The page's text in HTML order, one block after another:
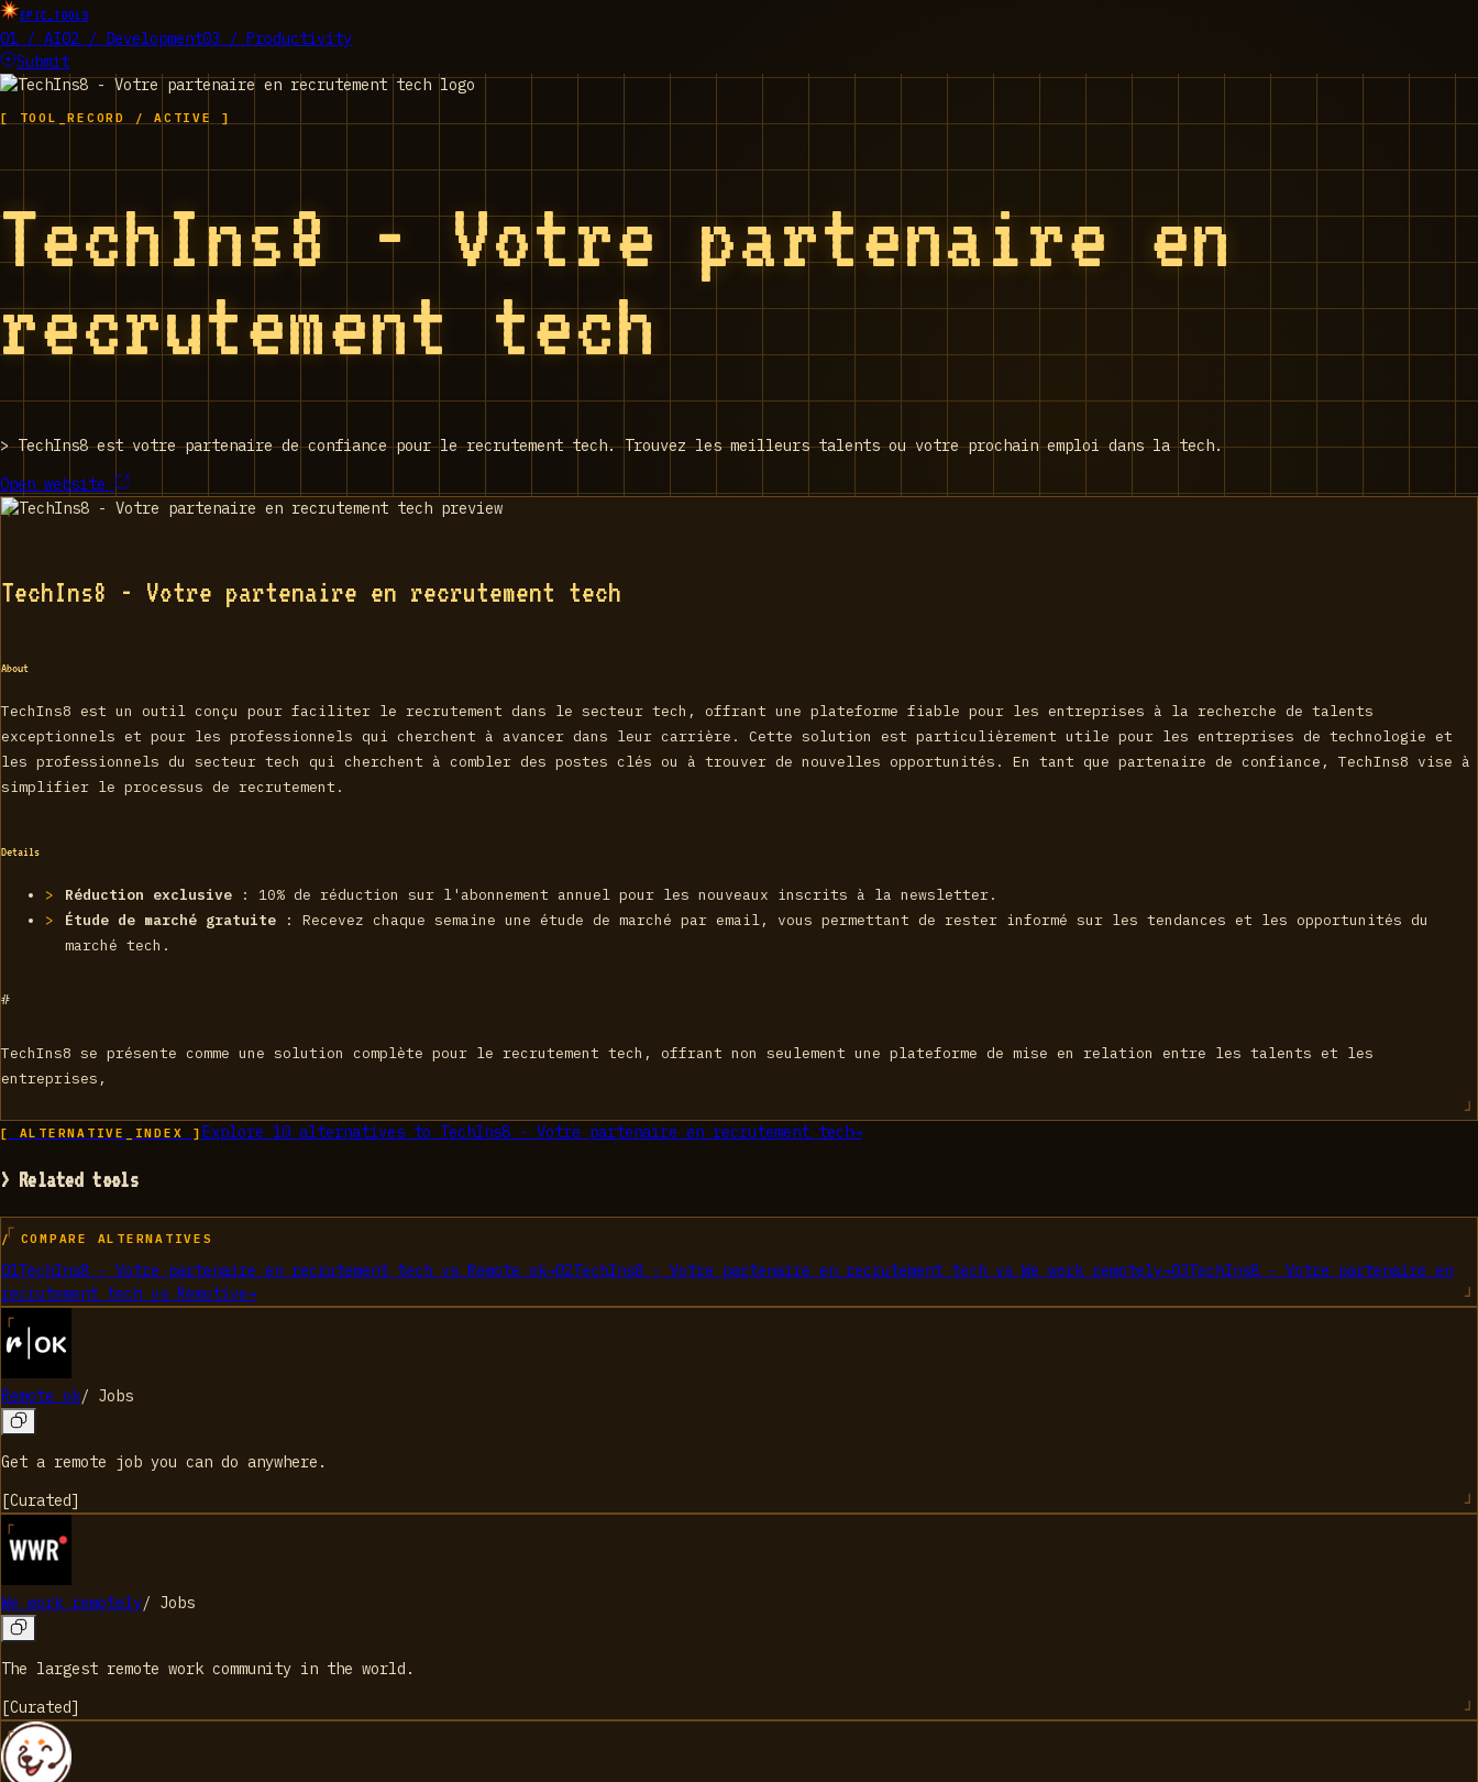
EPIC_TOOLS
01 / AI02 / Development03 / Productivity
Submit
[ TOOL_RECORD / ACTIVE ]
TechIns8 - Votre partenaire en
recrutement tech
>TechIns8 est votre partenaire de confiance pour le recrutement tech. Trouvez les meilleurs talents ou votre prochain emploi dans la tech.
Open website
TechIns8 - Votre partenaire en recrutement tech
About
TechIns8 est un outil conçu pour faciliter le recrutement dans le secteur tech, offrant une plateforme fiable pour les entreprises à la recherche de talents
exceptionnels et pour les professionnels qui cherchent à avancer dans leur carrière. Cette solution est particulièrement utile pour les entreprises de technologie et
les professionnels du secteur tech qui cherchent à combler des postes clés ou à trouver de nouvelles opportunités. En tant que partenaire de confiance, TechIns8 vise à
simplifier le processus de recrutement.
Details
Réduction exclusive : 10% de réduction sur l'abonnement annuel pour les nouveaux inscrits à la newsletter.
Étude de marché gratuite : Recevez chaque semaine une étude de marché par email, vous permettant de rester informé sur les tendances et les opportunités du
marché tech.
#
TechIns8 se présente comme une solution complète pour le recrutement tech, offrant non seulement une plateforme de mise en relation entre les talents et les
entreprises,
[ ALTERNATIVE_INDEX ] Explore 10alternatives to TechIns8 - Votre partenaire en recrutement tech→
> Related tools
/ COMPARE ALTERNATIVES
01TechIns8 - Votre partenaire en recrutement tech vs Remote ok→02TechIns8 - Votre partenaire en recrutement tech vs We work remotely→03TechIns8 - Votre partenaire en
recrutement tech vs Remotive→
Remote ok/ Jobs
Get a remote job you can do anywhere.
[Curated]
We work remotely/ Jobs
The largest remote work community in the world.
[Curated]